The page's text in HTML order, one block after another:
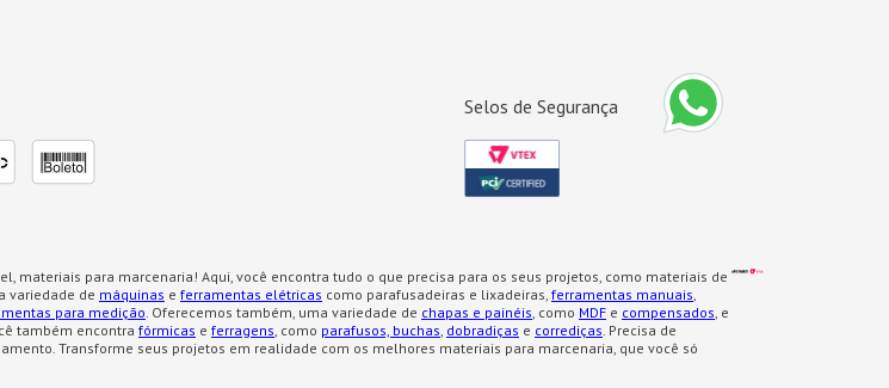
Selos de Segurança
materiais para marcenaria! Aqui, você encontra tudo o que precisa para os seus projetos, como materiais de
variedade de máquinas e ferramentas elétricas como parafusadeiras e lixadeiras, ferramentas manuais,
para medição. Oferecemos também, uma variedade de chapas e painéis, como MDF e compensados, e
também encontra fórmicas e ferragens, como parafusos, buchas, dobradiças e corrediças. Precisa de
Transforme seus projetos em realidade com os melhores materiais para marcenaria, que você só